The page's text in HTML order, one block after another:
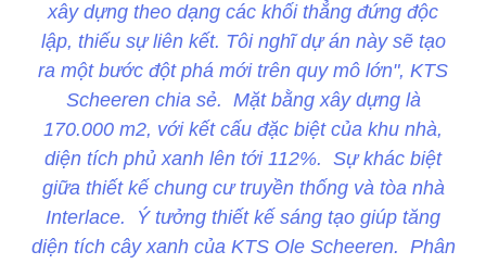
xây dựng theo dạng các khối thẳng đứng độc
lập, thiếu sự liên kết. Tôi nghĩ dự án này sẽ tạo
ra một bước đột phá mới trên quy mô lớn", KTS
Scheeren chia sẻ. Mặt bằng xây dựng là
170.000 m2, với kết cấu đặc biệt của khu nhà,
diện tích phủ xanh lên tới 112%. Sự khác biệt
giữa thiết kế chung cư truyền thống và tòa nhà
Interlace. Ý tưởng thiết kế sáng tạo giúp tăng
diện tích cây xanh của KTS Ole Scheeren. Phân